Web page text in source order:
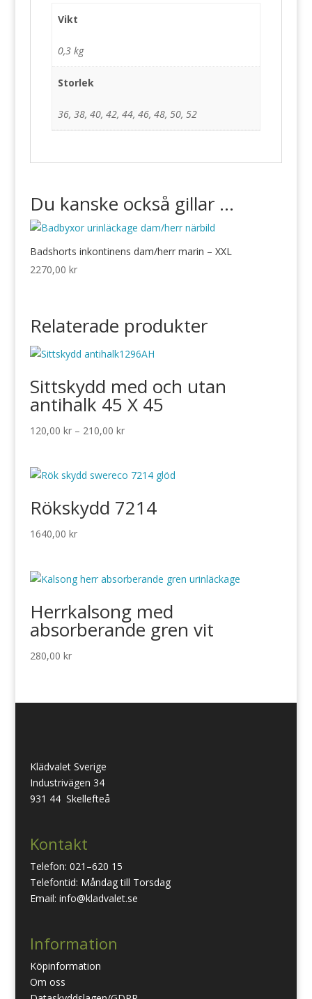
Vikt
0,3 kg
Storlek
36, 38, 40, 42, 44, 46, 48, 50, 52
Du kanske också gillar …
Badshorts inkontinens dam/herr marin – XXL
2270,00 kr
Relaterade produkter
Sittskydd med och utan
antihalk 45 X 45
120,00 kr – 210,00 krPrisintervall:
210,00 kr
Rökskydd 7214
1640,00 kr
Herrkalsong med
absorberande gren vit
280,00 kr
Klädvalet Sverige
Industrivägen 34
931 44 Skellefteå
Kontakt
Telefon: 021–620 15
Telefontid: Måndag till Torsdag
Email: info@kladvalet.se
Information
Köpinformation
Om oss